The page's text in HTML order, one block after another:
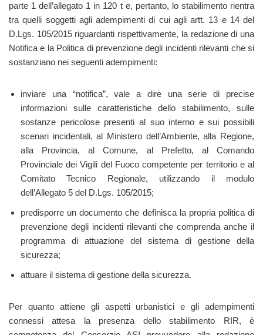
parte 1 dell’allegato 1 in 120 t e, pertanto, lo stabilimento rientra
tra quelli soggetti agli adempimenti di cui agli artt. 13 e 14 del
D.Lgs. 105/2015 riguardanti rispettivamente, la redazione di una
Notifica e la Politica di prevenzione degli incidenti rilevanti che si
sostanziano nei seguenti adempimenti:
inviare una “notifica”, vale a dire una serie di precise
informazioni sulle caratteristiche dello stabilimento, sulle
sostanze pericolose presenti al suo interno e sui possibili
scenari incidentali, al Ministero dell’Ambiente, alla Regione,
alla Provincia, al Comune, al Prefetto, al Comando
Provinciale dei Vigili del Fuoco competente per territorio e al
Comitato Tecnico Regionale, utilizzando il modulo
dell’Allegato 5 del D.Lgs. 105/2015;
predisporre un documento che definisca la propria politica di
prevenzione degli incidenti rilevanti che comprenda anche il
programma di attuazione del sistema di gestione della
sicurezza;
attuare il sistema di gestione della sicurezza.
Per quanto attiene gli aspetti urbanistici e gli adempimenti
connessi attesa la presenza dello stabilimento RIR, è